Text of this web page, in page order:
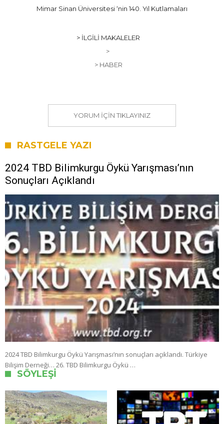
Mimar Sinan Üniversitesi ‘nin 140. Yıl Kutlamaları
> İLGILI MAKALELER
>
> HABER
YORUM IÇIN TIKLAYINIZ
RASTGELE YAZI
2024 TBD Bilimkurgu Öykü Yarışması’nın
Sonuçları Açıklandı
2024 TBD Bilimkurgu Öykü Yarışması’nın sonuçları açıklandı. Türkiye
Bilişim Derneği… 26. TBD Bilimkurgu Öykü …
SÖYLEŞI